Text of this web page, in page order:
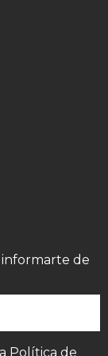
de
Política de